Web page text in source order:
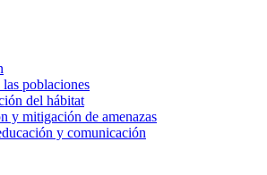
las poblaciones
del hábitat
y mitigación de amenazas
y comunicación